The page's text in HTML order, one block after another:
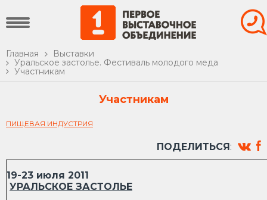
Главная
Выставки
Уральское застолье. Фестиваль молодого меда
Участникам
Участникам
ПИЩЕВАЯ ИНДУСТРИЯ
ПОДЕЛИТЬСЯ :
19-23 июля
УРАЛЬСКОЕ ЗАСТОЛЬЕ